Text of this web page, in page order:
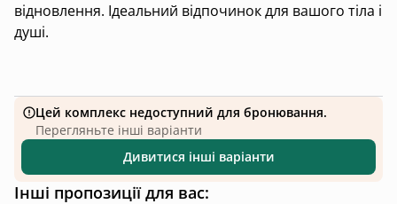
відновлення. Ідеальний відпочинок для вашого тіла і
душі.
Цей комплекс недоступний для бронювання.
Перегляньте інші варіанти
Дивитися інші варіанти
Інші пропозиції для вас: